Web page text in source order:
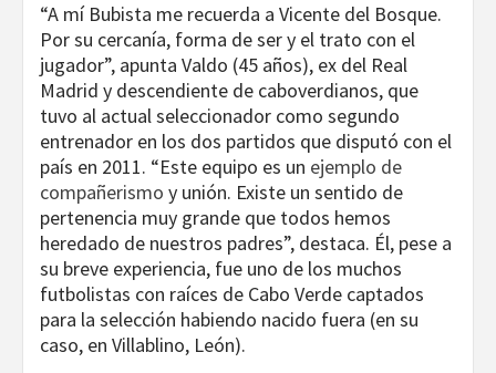
“A mí Bubista me recuerda a Vicente del Bosque.
Por su cercanía, forma de ser y el trato con el
jugador”, apunta Valdo (45 años), ex del Real
Madrid y descendiente de caboverdianos, que
tuvo al actual seleccionador como segundo
entrenador en los dos partidos que disputó con el
país en 2011. “Este equipo es un ejemplo de
compañerismo y unión. Existe un sentido de
pertenencia muy grande que todos hemos
heredado de nuestros padres”, destaca. Él, pese a
su breve experiencia, fue uno de los muchos
futbolistas con raíces de Cabo Verde captados
para la selección habiendo nacido fuera (en su
caso, en Villablino, León).